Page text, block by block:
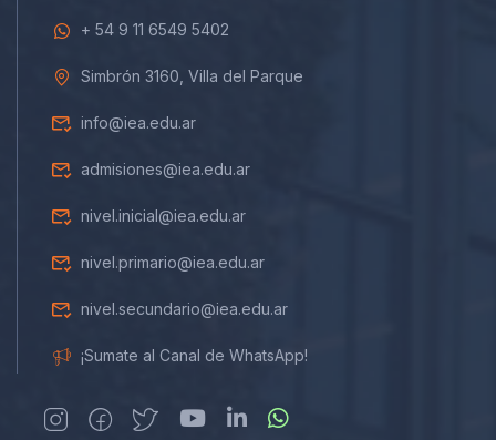
+ 54 9 11 6549 5402
Simbrón 3160, Villa del Parque
info@iea.edu.ar
admisiones@iea.edu.ar
nivel.inicial@iea.edu.ar
nivel.primario@iea.edu.ar
nivel.secundario@iea.edu.ar
¡Sumate al Canal de WhatsApp!